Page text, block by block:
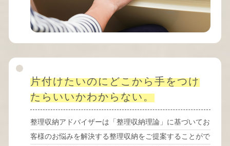
片付けたいのにどこから手をつけ
たらいいかわからない。
整理収納アドバイザーは「整理収納理論」に基づいてお
客様のお悩みを解決する整理収納をご提案することがで